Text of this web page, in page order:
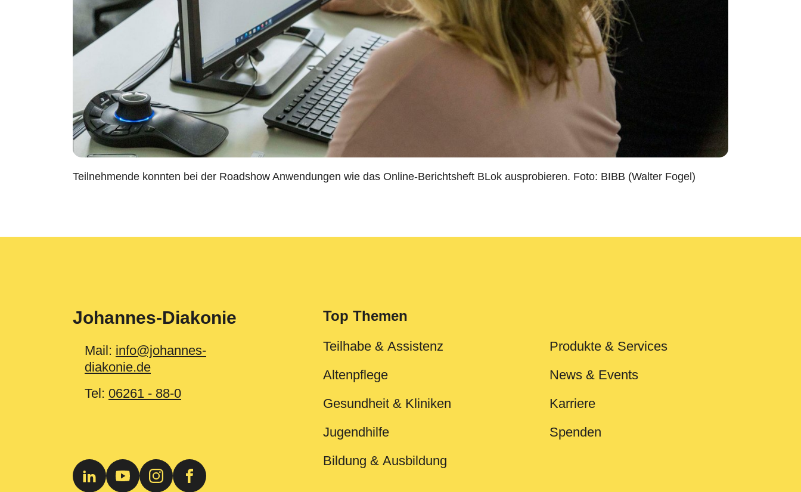
Teilnehmende konnten bei der Roadshow Anwendungen wie das Online-Berichtsheft BLok ausprobieren. Foto: BIBB (Walter Fogel)
Johannes-Diakonie
Mail: info@johannes-
diakonie.de
Tel: 06261 - 88-0
Top Themen
Teilhabe & Assistenz
Altenpflege
Gesundheit & Kliniken
Jugendhilfe
Bildung & Ausbildung
Produkte & Services
News & Events
Karriere
Spenden